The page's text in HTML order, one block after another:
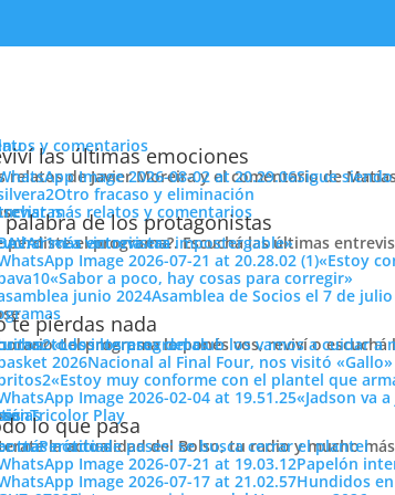
y comentarios
las últimas emociones
relatos de Javier Moreira y el comentario de
Sigue
Otro fracaso y eliminación
más relatos y comentarios
palabra de los protagonistas
perdiste el programa?. Escuchá las últimas
más entrevistas
«La victoria era impostergable»
«Estoy
«Sabor a poco, hay cosas para corregir»
Asamblea de Socios el 7 de julio
te pierdas nada
del programa lo ponés vos, reviví o escuchá
todos los programas
«Los intereses del club los vamos a cuidar a
Nacional al Final Four, nos visitó
«Estoy muy conforme con el plantel que
«Jadson va
Play
lo que pasa
la actualidad del Bolso, tu radio y mucho
más noticias
Período de pases: se busca cerrar el plantel
Papelón
Hundidos
Lamentablemente quedamos afuera… Abrazo